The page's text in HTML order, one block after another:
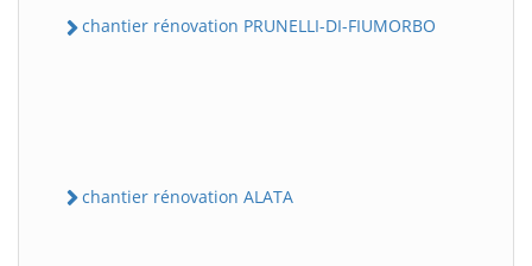
chantier rénovation PRUNELLI-DI-FIUMORBO
chantier rénovation ALATA